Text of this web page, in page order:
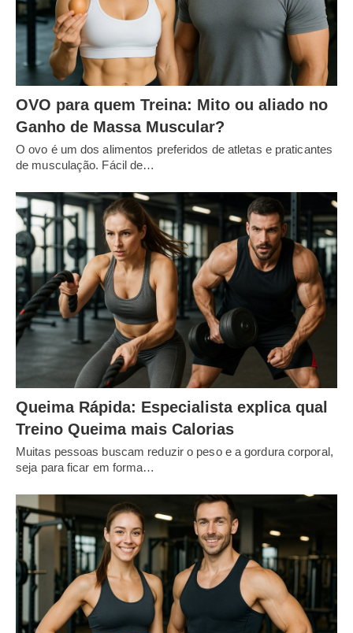
OVO para quem Treina: Mito ou aliado no
Ganho de Massa Muscular?
O ovo é um dos alimentos preferidos de atletas e praticantes
de musculação. Fácil de…
Queima Rápida: Especialista explica qual
Treino Queima mais Calorias
Muitas pessoas buscam reduzir o peso e a gordura corporal,
seja para ficar em forma…